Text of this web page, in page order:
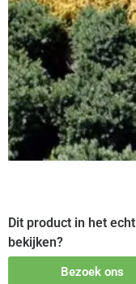
Dit product in het echt
bekijken?
Bezoek ons